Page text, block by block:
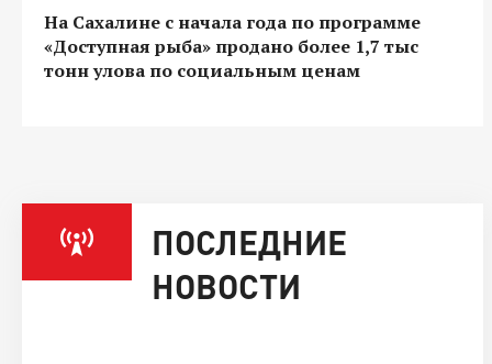
На Сахалине с начала года по программе
«Доступная рыба» продано более 1,7 тыс
тонн улова по социальным ценам
ПОСЛЕДНИЕ
НОВОСТИ